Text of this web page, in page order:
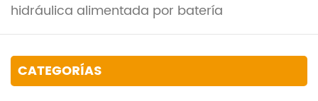
hidráulica alimentada por batería
CATEGORÍAS